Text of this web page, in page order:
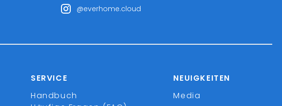
@everhome.cloud
SERVICE
Handbuch
NEUIGKEITEN
Media